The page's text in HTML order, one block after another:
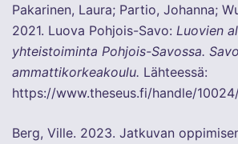
Pakarinen, Laura; Partio, Johanna;
2021. Luova Pohjois-Savo: Luovien
yhteistoiminta Pohjois-Savossa.
ammattikorkeakoulu. Lähteessä:
https://www.theseus.fi/handle/
Berg, Ville. 2023. Jatkuvan